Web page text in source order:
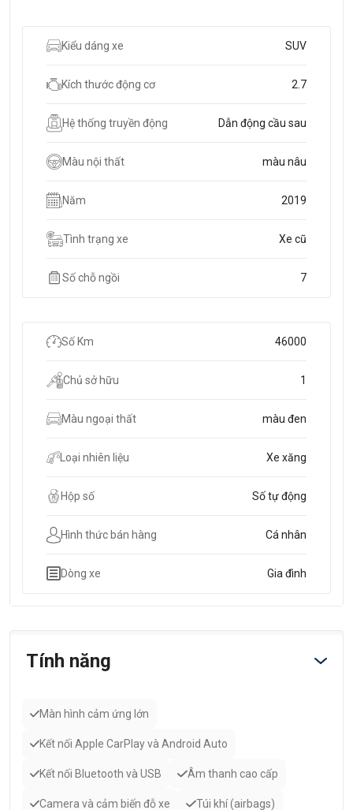
Kiểu dáng xe SUV
Kích thước động cơ 2.7
Hệ thống truyền động Dẫn động cầu sau
Màu nội thất màu nâu
Năm 2019
Tình trạng xe Xe cũ
Số chỗ ngồi 7
Số Km 46000
Chủ sở hữu 1
Màu ngoại thất màu đen
Loại nhiên liệu Xe xăng
Hộp số Số tự động
Hình thức bán hàng Cá nhân
Dòng xe Gia đình
Tính năng
Màn hình cảm ứng lớn
Kết nối Apple CarPlay và Android Auto
Kết nối Bluetooth và USB Âm thanh cao cấp
Camera và cảm biến đỗ xe Túi khí (airbags)